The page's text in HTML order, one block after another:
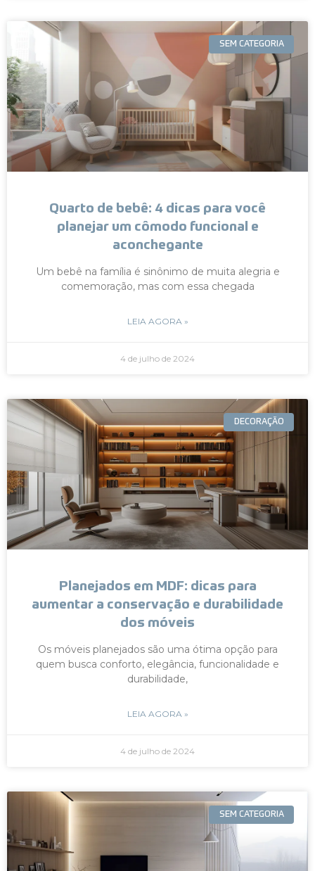
SEM CATEGORIA
Quarto de bebê: 4 dicas para você
planejar um cômodo funcional e
aconchegante
Um bebê na família é sinônimo de muita alegria e
comemoração, mas com essa chegada
LEIA AGORA »
4 de julho de 2024
DECORAÇÃO
Planejados em MDF: dicas para
aumentar a conservação e durabilidade
dos móveis
Os móveis planejados são uma ótima opção para
quem busca conforto, elegância, funcionalidade e
durabilidade,
LEIA AGORA »
4 de julho de 2024
SEM CATEGORIA